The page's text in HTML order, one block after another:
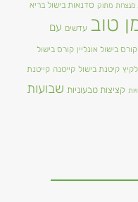
מנצחת מתוק סדנאות בישול בריא
טוב עדשים עם
קורס בישול אונליין קורס בישול
קיטנת בישול קייטנה קייטנת
קציצות טבעוניות שבועות